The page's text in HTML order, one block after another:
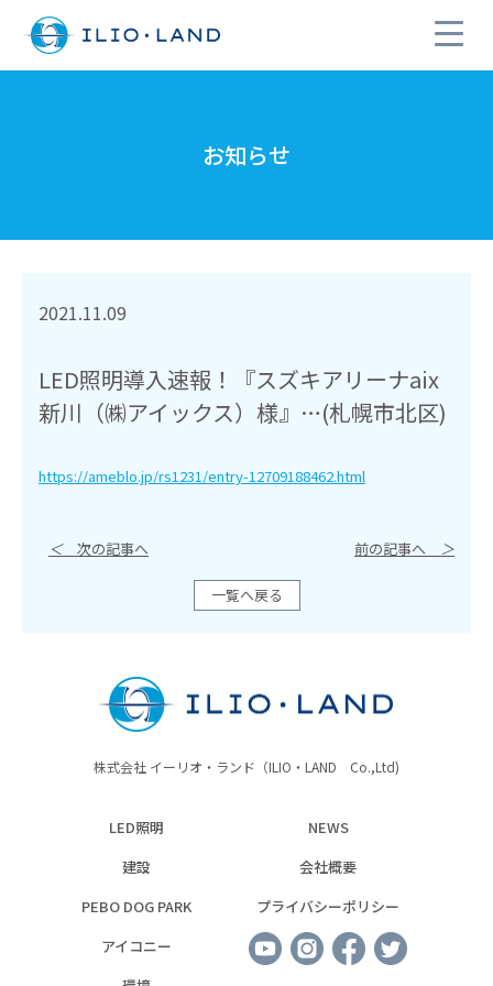
お知らせ
2021.11.09
LED照明導入速報！『スズキアリーナaix
新川（㈱アイックス）様』…(札幌市北区)
https://ameblo.jp/rs1231/entry-12709188462.html
＜次の記事へ 前の記事へ ＞
一覧へ戻る
株式会社 イーリオ・ランド（ILIO・LAND Co.,Ltd)
LED照明
建設
PEBO DOG PARK
アイコニー
NEWS
会社概要
プライバシーポリシー